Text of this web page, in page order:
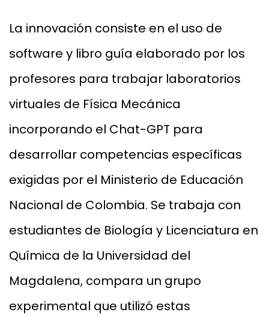
La innovación consiste en el uso de
software y libro guía elaborado por los
profesores para trabajar laboratorios
virtuales de Física Mecánica
incorporando el Chat-GPT para
desarrollar competencias específicas
exigidas por el Ministerio de Educación
Nacional de Colombia. Se trabaja con
estudiantes de Biología y Licenciatura en
Química de la Universidad del
Magdalena, compara un grupo
experimental que utilizó estas